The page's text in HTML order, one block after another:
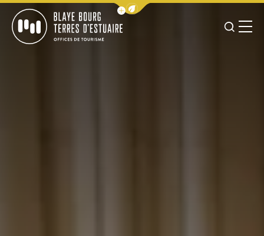
Afficher la barre de navigation
JE
MENU